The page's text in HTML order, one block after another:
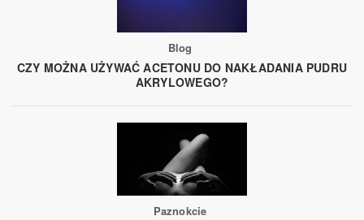
Blog
CZY MOŻNA UŻYWAĆ ACETONU DO NAKŁADANIA PUDRU
AKRYLOWEGO?
Paznokcie